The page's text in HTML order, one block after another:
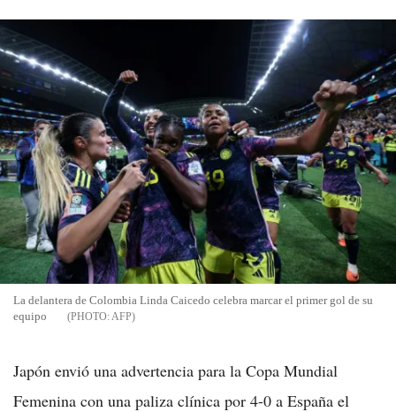
La delantera de Colombia Linda Caicedo celebra marcar el primer gol de su
equipo
AFP
Japón envió una advertencia para la Copa Mundial
Femenina con una paliza clínica por 4-0 a España el